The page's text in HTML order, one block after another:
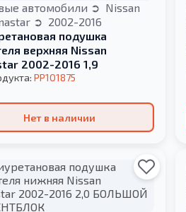
автомобили
Nissan
2002-2016
подушка
верхняя Nissan
2002-2016 1,9
PP101875
Нет в наличии